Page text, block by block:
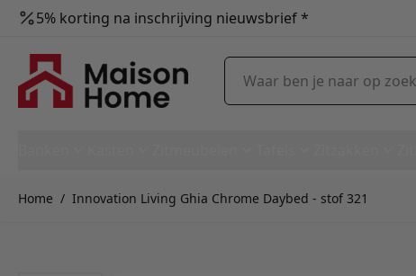
5% korting na inschrijving nieuwsbrief *
Waar ben je naar op zoek?
Home / Innovation Living Ghia Chrome Daybed - stof 321